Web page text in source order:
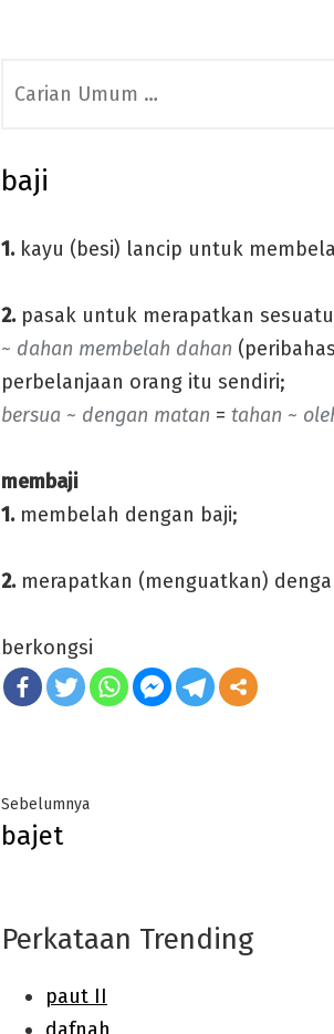
for:
baji
1.kayu (besi) lancip untuk
2.pasak untuk merapatkan
~ dahan membelah dahan
perbelanjaan orang itu sendiri;
bersua ~ dengan matan = tahan ~
membaji
1.membelah dengan baji;
2.merapatkan (menguatkan)
berkongsi
Post
navigation
SebelumnyaPrevious
bajet
Perkataan Trending